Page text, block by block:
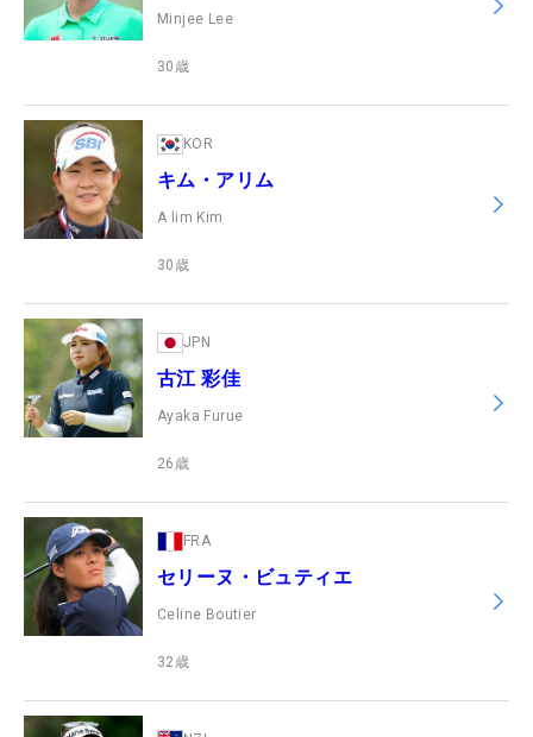
Minjee Lee
30 歳
KOR
キム・アリム
A lim Kim
30 歳
JPN
古江 彩佳
Ayaka Furue
26 歳
FRA
セリーヌ・ビュティエ
Celine Boutier
32歳